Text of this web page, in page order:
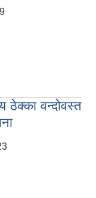
वन्दोवस्त